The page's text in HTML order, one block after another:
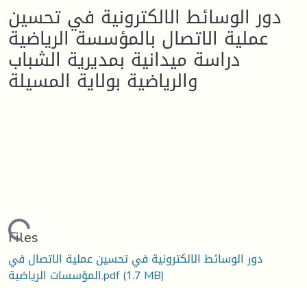
دور الوسائط الالكترونية في تحسين
عملية الاتصال بالمؤسسة الرياضية
دراسة ميدانية بمديرية الشباب
والرياضية بولاية المسيلة
Files
دور الوسائط الالكترونية في تحسين عملية الاتصال في
المؤسسات الرياضية.pdf(1.7 MB)